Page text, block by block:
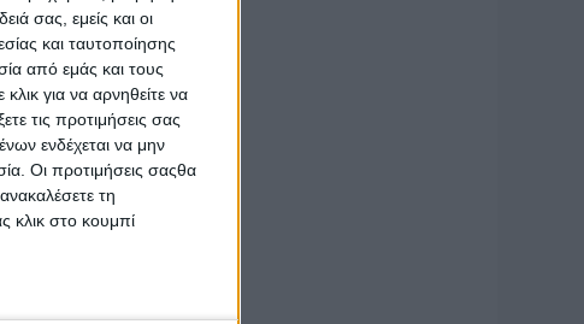
σας, εμείς και οι
και ταυτοποίησης
από εμάς και τους
για να αρνηθείτε να
τις προτιμήσεις σας
ενδέχεται να μην
Οι προτιμήσεις σαςθα
τη
κλικ στο κουμπί
δίνοντας